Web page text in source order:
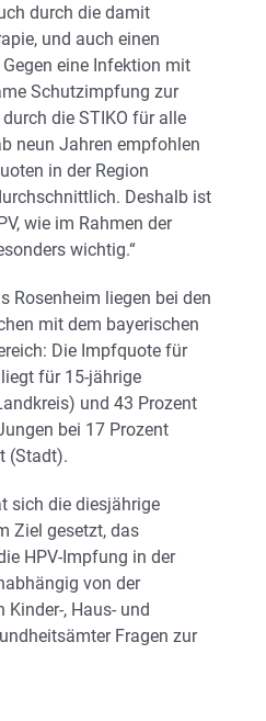
durch die damit
und auch einen
eine Infektion mit
Schutzimpfung zur
die STIKO für alle
neun Jahren empfohlen
in der Region
Deshalb ist
wie im Rahmen der
wichtig.“
Rosenheim liegen bei den
mit dem bayerischen
Die Impfquote für
für 15-jährige
und 43 Prozent
bei 17 Prozent
(Stadt).
sich die diesjährige
Ziel gesetzt, das
HPV-Impfung in der
von der
, Haus- und
Fragen zur